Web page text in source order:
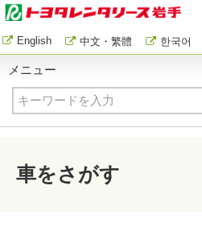
English 中文・繁體 한국어
メニュー
車をさがす